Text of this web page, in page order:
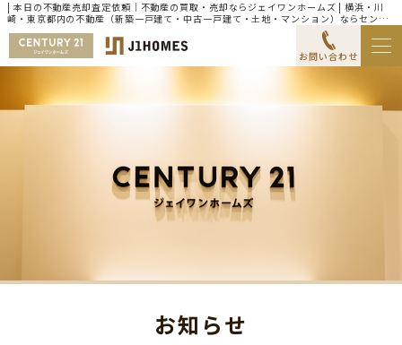
| 本日の不動産売却査定依頼｜不動産の買取・売却ならジェイワンホームズ | 横浜・川
崎・東京都内の不動産（新築一戸建て・中古一戸建て・土地・マンション）ならセンチ
ュリー21ジェイワンホームズ
お問い合わせ
お知らせ